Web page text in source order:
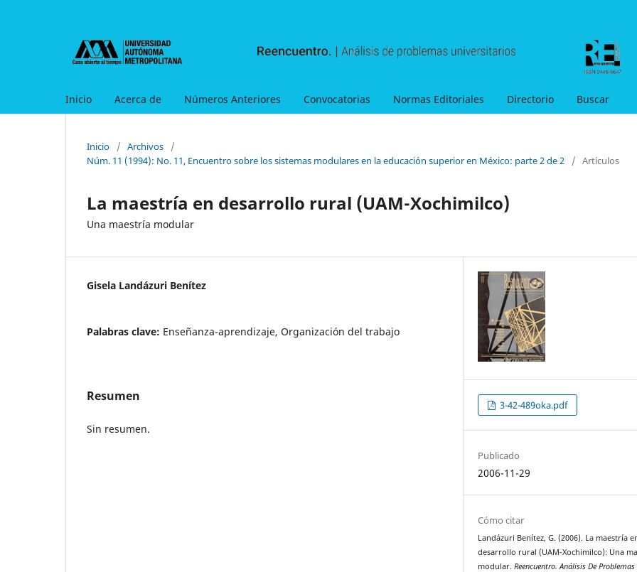
Inicio Acerca de Números Anteriores Convocatorias Normas Editoriales Directorio Buscar
Inicio / Archivos
/
Núm. 11 (1994): No. 11, Encuentro sobre los sistemas modulares en la educación superior en México: parte 2 de 2
/ Artículos
La maestría en desarrollo rural (UAM-Xochimilco)
Una maestría modular
Gisela Landázuri Benítez
Palabras clave: Enseñanza-aprendizaje, Organización del trabajo
Resumen
Sin resumen.
3-42-489oka.pdf
Publicado
2006-11-29
Cómo citar
Landázuri Benítez, G. (2006). La maestría
desarrollo rural (UAM-Xochimilco): Una
modular.Reencuentro. Análisis De Problemas